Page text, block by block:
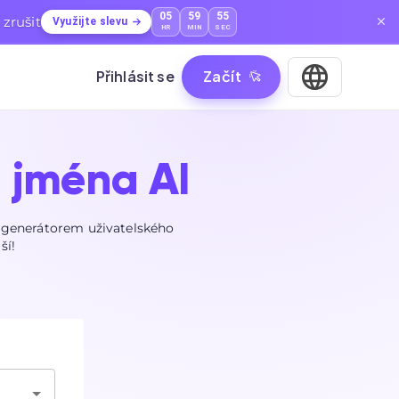
zrušit Využijte slevu 05
HR
59
MIN
54
SEC
Přihlásit se Začít
AI
uživatelského